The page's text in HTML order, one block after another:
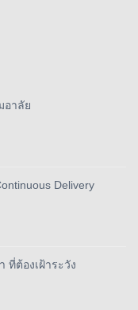
อาลัย
Delivery
ที่ต้องเฝ้าระวัง